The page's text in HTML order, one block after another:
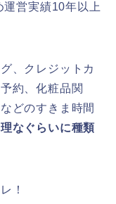
運営実績10年以上
、クレジットカ
約、化粧品関
どのすきま時間
なぐらいに種類
！